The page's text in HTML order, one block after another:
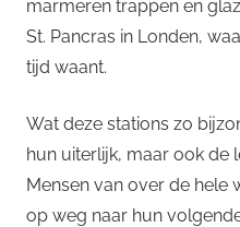
marmeren trappen en
St. Pancras in Londen,
tijd waant.
Wat deze stations zo
hun uiterlijk, maar ook de
Mensen van over de hele
op weg naar hun